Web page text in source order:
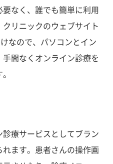
なく、誰でも簡単に利用
リニックのウェブサイト
なので、パソコンとイン
間なくオンライン診療を
療サービスとしてブラン
ます。患者さんの操作画